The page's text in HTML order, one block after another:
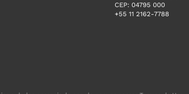
CEP: 04795 000
+55 11 2162-7788